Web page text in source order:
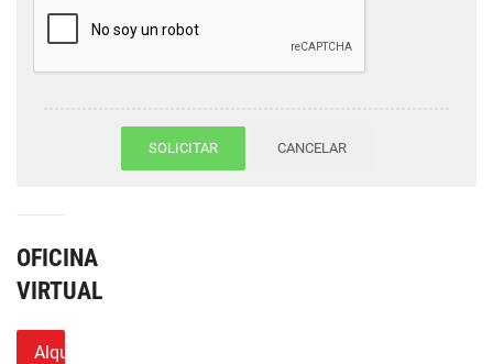
SOLICITAR CANCELAR
OFICINA
VIRTUAL
Alquilar